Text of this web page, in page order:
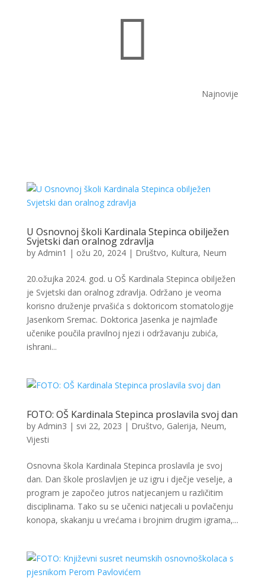

Najnovije
U Osnovnoj školi Kardinala Stepinca obilježen
Svjetski dan oralnog zdravlja
by Admin1 | ožu 20, 2024| Društvo, Kultura, Neum
20.ožujka 2024. god. u OŠ Kardinala Stepinca obilježen
je Svjetski dan oralnog zdravlja. Održano je veoma
korisno druženje prvašića s doktoricom stomatologije
Jasenkom Sremac. Doktorica Jasenka je najmlađe
učenike poučila pravilnoj njezi i održavanju zubića,
ishrani...
FOTO: OŠ Kardinala Stepinca proslavila svoj dan
by Admin3 | svi 22, 2023 | Društvo, Galerija, Neum,
Vijesti
Osnovna škola Kardinala Stepinca proslavila je svoj
dan. Dan škole proslavljen je uz igru i dječje veselje, a
program je započeo jutros natjecanjem u različitim
disciplinama. Tako su se učenici natjecali u povlačenju
konopa, skakanju u vrećama i brojnim drugim igrama,...